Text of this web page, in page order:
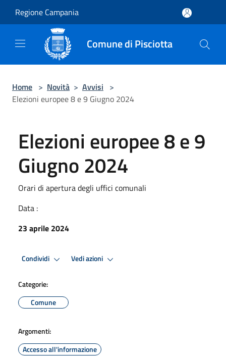
Regione Campania
Comune di Pisciotta
Home > Novità > Avvisi >
Elezioni europee 8 e 9 Giugno 2024
Elezioni europee 8 e 9
Giugno 2024
Orari di apertura degli uffici comunali
Data :
23 aprile 2024
Condividi Vedi azioni
Categorie:
Comune
Argomenti:
Accesso all'informazione